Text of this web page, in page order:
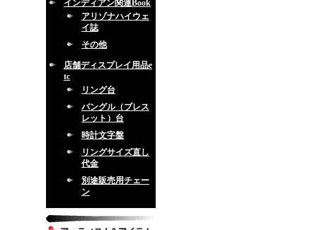
インディアン関連Book
アリゾナハイウェ
イ誌
その他
店舗ディスプレイ用品e
tc
リング台
バングル（ブレス
レット）台
時計文字盤
リングサイズ直し
代金
別途販売用チェー
ン